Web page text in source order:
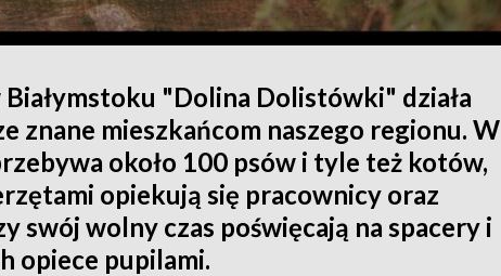
"Dolina Dolistówki" działa
znane mieszkańcom naszego regionu. W
około 100 psów i tyle też kotów,
opiekują się pracownicy oraz
swój wolny czas poświęcają na spacery i
opiece pupilami.